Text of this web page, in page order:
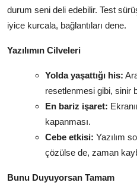
durum seni deli edebilir. Test
iyice kurcala, bağlantıları dene.
Yazılımın Cilveleri
Yolda yaşattığı his:
resetlenmesi gibi, sinir
En bariz işaret:
kapanması.
Cebe etkisi: Yazılım
çözülse de, zaman
Bunu Duyuyorsan Tamam